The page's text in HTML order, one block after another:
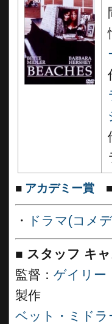
■ アカデミー賞 ■
・ ドラマ(コメ
■ スタッフ キャ
監督： ゲイリー
製作
ベット・ミドラ